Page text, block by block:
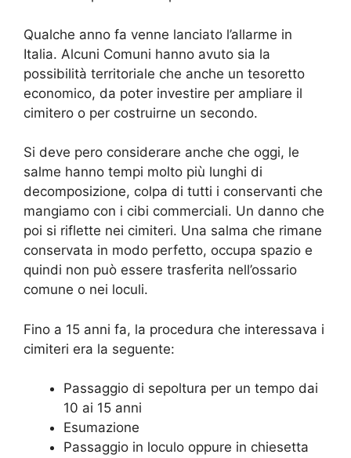
Qualche anno fa venne lanciato l’allarme in
Italia. Alcuni Comuni hanno avuto sia la
possibilità territoriale che anche un tesoretto
economico, da poter investire per ampliare il
cimitero o per costruirne un secondo.
Si deve pero considerare anche che oggi, le
salme hanno tempi molto più lunghi di
decomposizione, colpa di tutti i conservanti che
mangiamo con i cibi commerciali. Un danno che
poi si riflette nei cimiteri. Una salma che rimane
conservata in modo perfetto, occupa spazio e
quindi non può essere trasferita nell’ossario
comune o nei loculi.
Fino a 15 anni fa, la procedura che interessava i
cimiteri era la seguente:
Passaggio di sepoltura per un tempo dai
10 ai 15 anni
Esumazione
Passaggio in loculo oppure in chiesetta